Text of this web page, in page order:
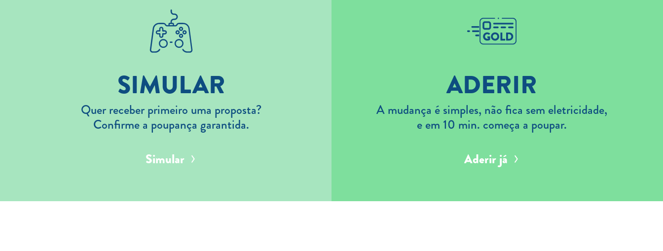
SIMULAR
Quer receber primeiro uma proposta?
Confirme a poupança garantida.
Simular
ADERIR
A mudança é simples, não fica sem eletricidade,
e em 10 min. começa a poupar.
Aderir já